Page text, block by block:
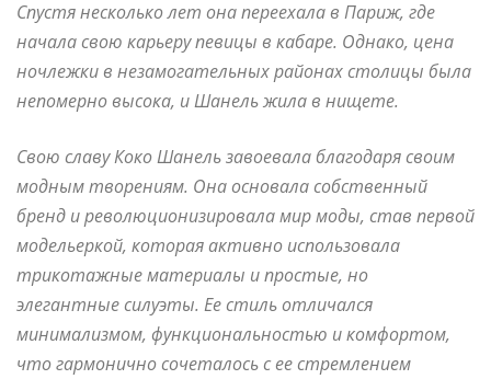
Спустя несколько лет она переехала в Париж, где
начала свою карьеру певицы в кабаре. Однако, цена
ночлежки в незамогательных районах столицы была
непомерно высока, и Шанель жила в нищете.
Свою славу Коко Шанель завоевала благодаря своим
модным творениям. Она основала собственный
бренд и революционизировала мир моды, став первой
модельеркой, которая активно использовала
трикотажные материалы и простые, но
элегантные силуэты. Ее стиль отличался
минимализмом, функциональностью и комфортом,
что гармонично сочеталось с ее стремлением